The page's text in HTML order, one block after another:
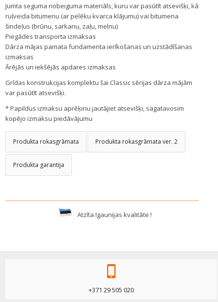
Jumta seguma nobeiguma materiāls, kuru var pasūtīt atsevišķi, kā
ruļveida bitumenu (ar pelēku kvarca klājumu) vai bitumena
šindeļus (brūnu, sarkanu, zaļu, melnu)
Piegādes transporta izmaksas
Dārza mājas pamata fundamenta ierīkošanas un uzstādīšanas
izmaksas
Ārējās un iekšējās apdares izmaksas
Grīdas konstrukcijas komplektu šai Classic sērijas dārza mājām
var pasūtīt atsevišķi.
* Papildus izmaksu aprēķinu jautājiet atsevišķi, sagatavosim
kopējo izmaksu piedāvājumu
Produkta rokasgrāmata Produkta rokasgrāmata ver. 2
Produkta garantija
Atzīta Igaunijas kvalitāte !
+371 29 505 020